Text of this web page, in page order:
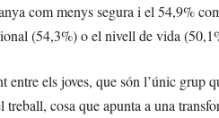
com menys segura i el 54,9%
(54,3%) o el nivell de vida
els joves, que són l’únic grup
cosa que apunta a una